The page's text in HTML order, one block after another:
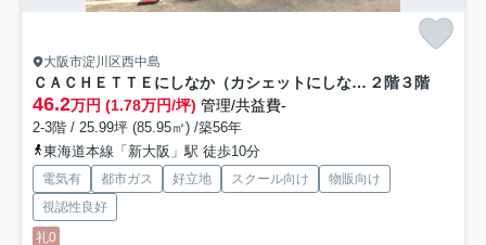
大阪市淀川区西中島
ＣＡＣＨＥＴＴＥにしなか（カシェットにしなか） ２階３階
46.2万円 (1.78万円/坪) 管理/共益費-
2-3階 / 25.99坪 (85.95㎡) /築56年
東海道本線「新大阪」駅 徒歩10分
電気有 都市ガス 好立地 スクール向け
物販向け
視認性良好
礼0